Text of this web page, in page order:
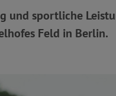
und sportliche
Feld in Berlin.